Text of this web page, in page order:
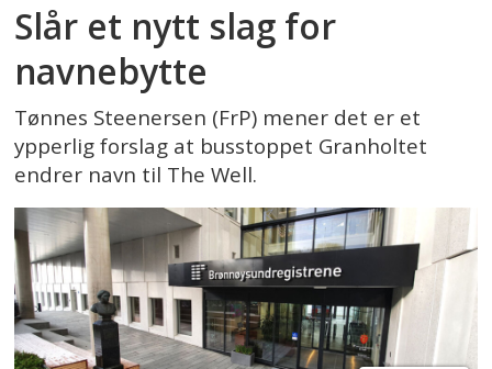
Slår et nytt slag for
navnebytte
Tønnes Steenersen (FrP) mener det er et
ypperlig forslag at busstoppet Granholtet
endrer navn til The Well.